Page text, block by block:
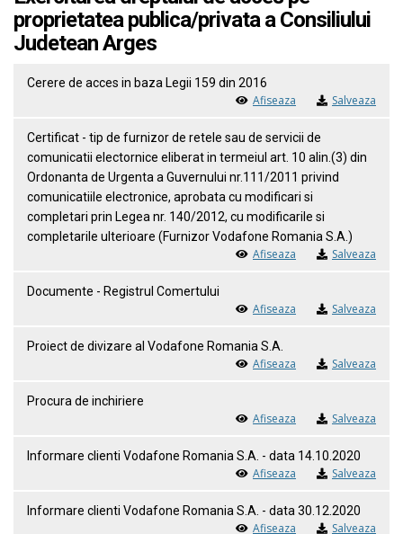
proprietatea publica/privata a Consiliului
Judetean Arges
Cerere de acces in baza Legii 159 din 2016
Afiseaza Salveaza
Certificat - tip de furnizor de retele sau de servicii de
comunicatii electornice eliberat in termeiul art. 10 alin.(3) din
Ordonanta de Urgenta a Guvernului nr.111/2011 privind
comunicatiile electronice, aprobata cu modificari si
completari prin Legea nr. 140/2012, cu modificarile si
completarile ulterioare (Furnizor Vodafone Romania S.A.)
Afiseaza Salveaza
Documente - Registrul Comertului
Afiseaza Salveaza
Proiect de divizare al Vodafone Romania S.A.
Afiseaza Salveaza
Procura de inchiriere
Afiseaza Salveaza
Informare clienti Vodafone Romania S.A. - data 14.10.2020
Afiseaza Salveaza
Informare clienti Vodafone Romania S.A. - data 30.12.2020
Afiseaza Salveaza